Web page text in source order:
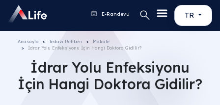
TR
E-Randevu
Anasayfa Tedavi Rehberi
Makale
İdrar Yolu Enfeksiyonu İçin Hangi Doktora Gidilir​?
İdrar Yolu Enfeksiyonu
İçin Hangi Doktora Gidilir​?